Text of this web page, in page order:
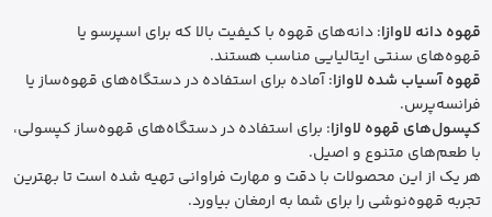
قهوه دانه لاوازا: دانه‌های قهوه با کیفیت بالا که برای اسپرسو یا
قهوه‌های سنتی ایتالیایی مناسب هستند.
قهوه آسیاب شده لاوازا: آماده برای استفاده در دستگاه‌های قهوه‌ساز یا
فرانسه‌پرس.
کپسول‌های قهوه لاوازا: برای استفاده در دستگاه‌های قهوه‌ساز کپسولی،
با طعم‌های متنوع و اصیل.
هر یک از این محصولات با دقت و مهارت فراوانی تهیه شده است تا بهترین
تجربه قهوه‌نوشی را برای شما به ارمغان بیاورد.